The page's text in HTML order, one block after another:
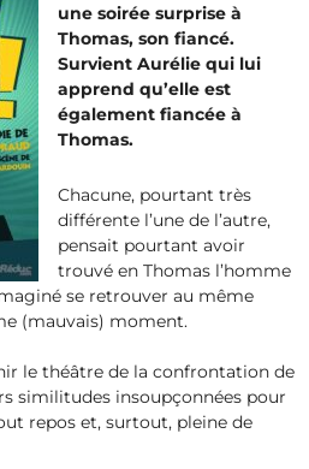
une soirée surprise à
Thomas, son fiancé.
Survient Aurélie qui lui
apprend qu’elle est
également fiancée à
Thomas.
Chacune, pourtant très
différente l’une de l’autre,
pensait pourtant avoir
trouvé en Thomas l’homme
se retrouver au même
(mauvais) moment.
le théâtre de la confrontation de
similitudes insoupçonnées pour
repos et, surtout, pleine de